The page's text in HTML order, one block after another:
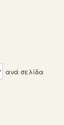
ανά σελίδα